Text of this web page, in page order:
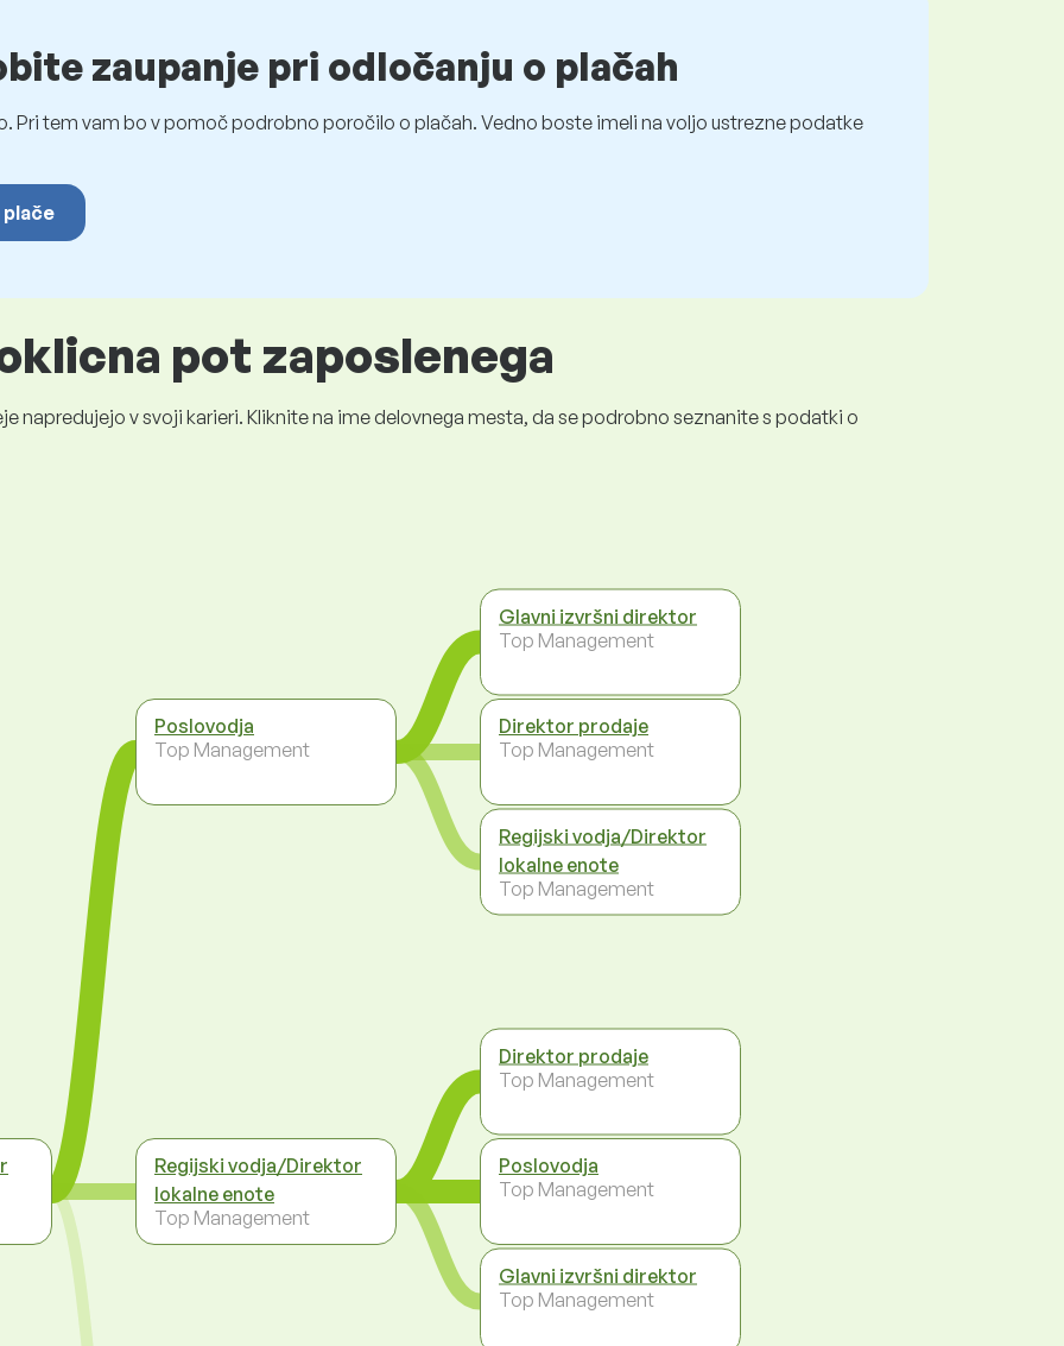
zaupanje pri odločanju o plačah
Pri tem vam bo v pomoč podrobno poročilo o plačah. Vedno boste imeli na voljo ustrezne podatke
pot zaposlenega
napredujejo v svoji karieri. Kliknite na ime delovnega mesta, da se podrobno seznanite s podatki o
Poslovodja
Top Management
Regijski vodja/Direktor
lokalne enote
Top Management
Glavni izvršni direktor
Top Management
Direktor prodaje
Top Management
Regijski vodja/Direktor
lokalne enote
Top Management
Direktor prodaje
Top Management
Poslovodja
Top Management
Glavni izvršni direktor
Top Management